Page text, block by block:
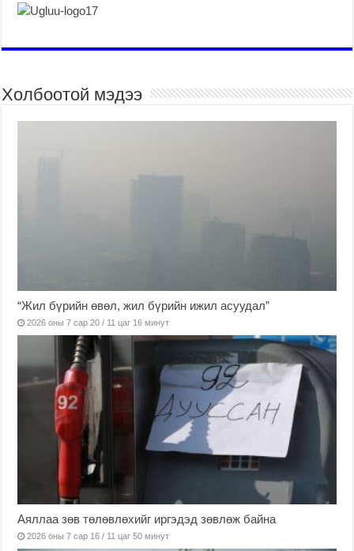
Холбоотой мэдээ
“Жил бүрийн өвөл, жил бүрийн ижил асуудал”
2026 оны 7 сар 20 / 11 цаг 16 минут
Аяллаа зөв төлөвлөхийг иргэдэд зөвлөж байна
2026 оны 7 сар 16 / 11 цаг 50 минут